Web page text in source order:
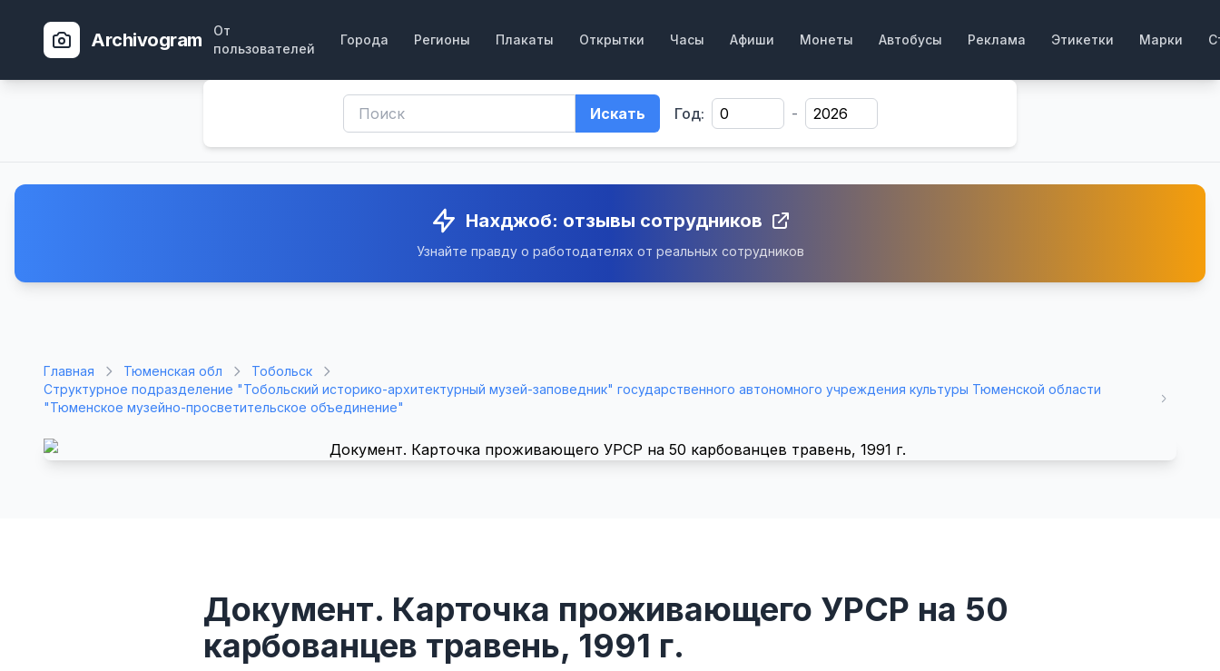
Archivogram
От
пользователей
Города Регионы Плакаты Открытки Часы Афиши Монеты Автобусы Реклама Этикетки Марки
Искать Год: -
Нахджоб: отзывы сотрудников
Узнайте правду о работодателях от реальных сотрудников
Главная Тюменская обл
Тобольск
Структурное подразделение "Тобольский историко-архитектурный музей-заповедник" государственного автономного учреждения культуры Тюменской области
"Тюменское музейно-просветительское объединение"
Документ. Карточка проживающего УРСР на 50
карбованцев травень, 1991 г.